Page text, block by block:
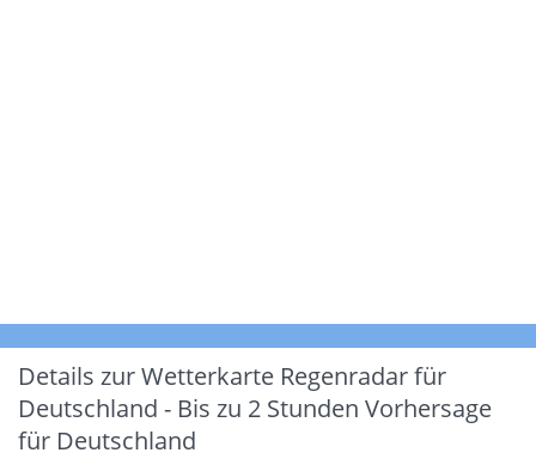
Details zur Wetterkarte Regenradar für
Deutschland - Bis zu 2 Stunden Vorhersage
für Deutschland